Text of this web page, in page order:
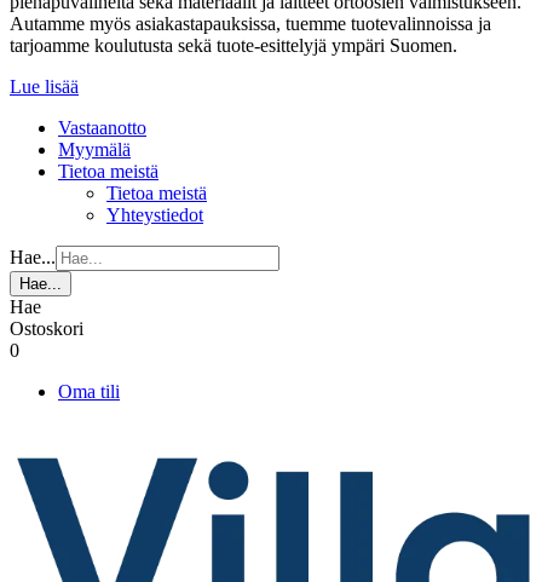
Autamme myös asiakastapauksissa, tuemme tuotevalinnoissa ja
tarjoamme koulutusta sekä tuote-esittelyjä ympäri Suomen.
Lue lisää
Vastaanotto
Myymälä
Tietoa meistä
Tietoa meistä
Yhteystiedot
Hae...
Hae...
Hae
Ostoskori
0
Oma tili